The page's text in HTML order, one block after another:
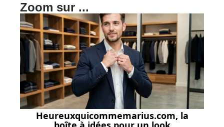
Zoom sur ...
Heureuxquicommemarius.com, la